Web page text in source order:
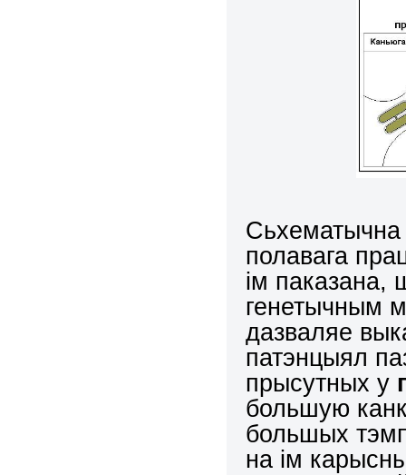
Сьхематычна
полавага
ім паказана,
генетычным
дазваляе
патэнцыял
прысутных у
большую
большых
на ім